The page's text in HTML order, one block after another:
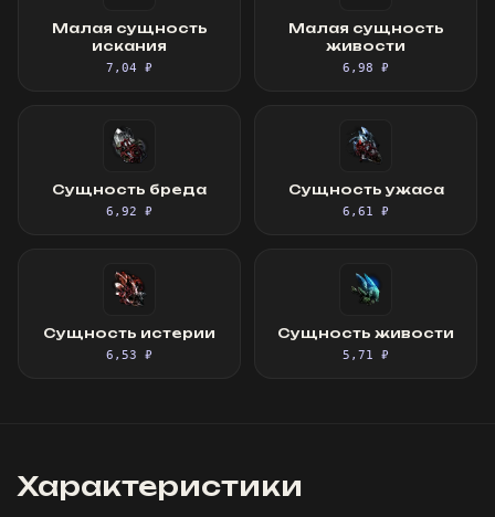
Малая сущность
искания
7,04 ₽
Малая сущность
живости
6,98 ₽
Сущность бреда
6,92 ₽
Сущность ужаса
6,61 ₽
Сущность истерии
6,53 ₽
Сущность живости
5,71 ₽
Характеристики